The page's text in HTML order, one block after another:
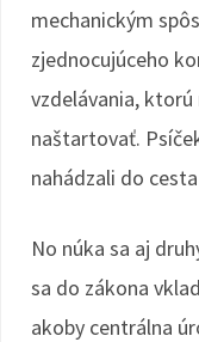
mechanickým
zjednocujúceho
vzdelávania,
naštartovať.
nahádzali do
No núka sa aj
sa do zákona
akoby centrálna